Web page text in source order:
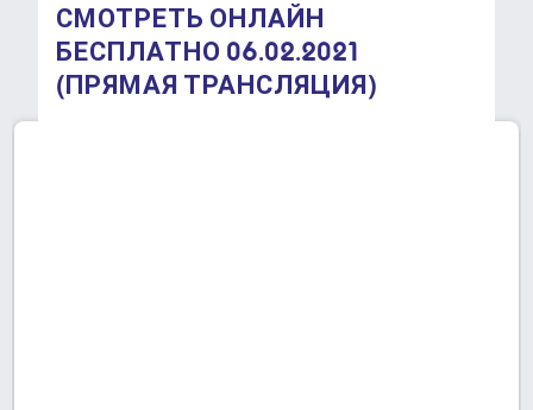
СМОТРЕТЬ ОНЛАЙН
БЕСПЛАТНО 06.02.2021
(ПРЯМАЯ ТРАНСЛЯЦИЯ)